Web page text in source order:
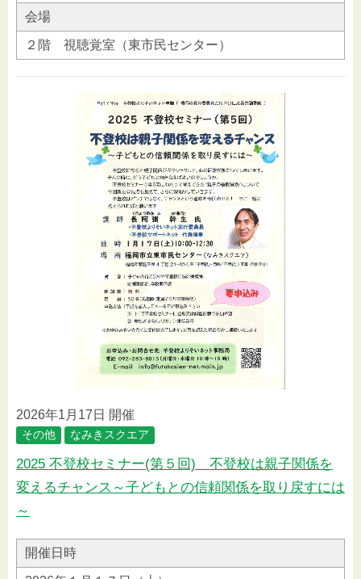
会場
２階 視聴覚室（東市民センター）
2026年1月17日 開催
その他 なみきスクエア
2025 不登校セミナー(第５回) 不登校は親子関係を
変えるチャンス～子どもとの信頼関係を取り戻すには
～
開催日時